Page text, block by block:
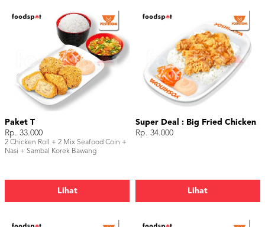
Paket T
Rp. 33.000
2 Chicken Roll + 2 Mix Seafood Coin +
Nasi + Sambal Korek Bawang
Lihat
Super Deal : Big Fried Chicken
Rp. 34.000
Lihat